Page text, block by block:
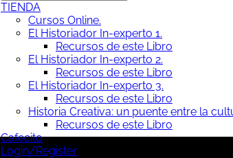
TIENDA
Cursos Online.
El Historiador In-experto 1.
Recursos de este Libro
El Historiador In-experto 2.
Recursos de este Libro
El Historiador In-experto 3.
Recursos de este Libro
Historia Creativa: un puente entre la
Recursos de este Libro
Cafecito
Login/Register